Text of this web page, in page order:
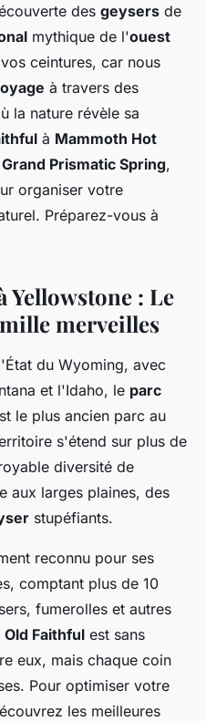
des geysers de
mythique de l'ouest
ceintures, car nous
à travers des
la nature révèle sa
à Mammoth Hot
Grand Prismatic Spring,
organiser votre
Préparez-vous à
: Le
merveilles
du Wyoming, avec
et l'Idaho, le parc
le plus ancien parc au
s'étend sur plus de
diversité de
aux larges plaines, des
stupéfiants.
reconnu pour ses
comptant plus de 10
fumerolles et autres
Old Faithful est sans
eux, mais chaque coin
Pour optimiser votre
les meilleures